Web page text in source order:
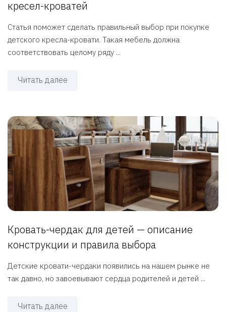
кресел-кроватей
Статья поможет сделать правильный выбор при покупке
детского кресла-кровати. Такая мебель должна
соответствовать целому ряду ...
Читать далее
Кровать-чердак для детей — описание
конструкции и правила выбора
Детские кровати-чердаки появились на нашем рынке не
так давно, но завоевывают сердца родителей и детей ...
Читать далее